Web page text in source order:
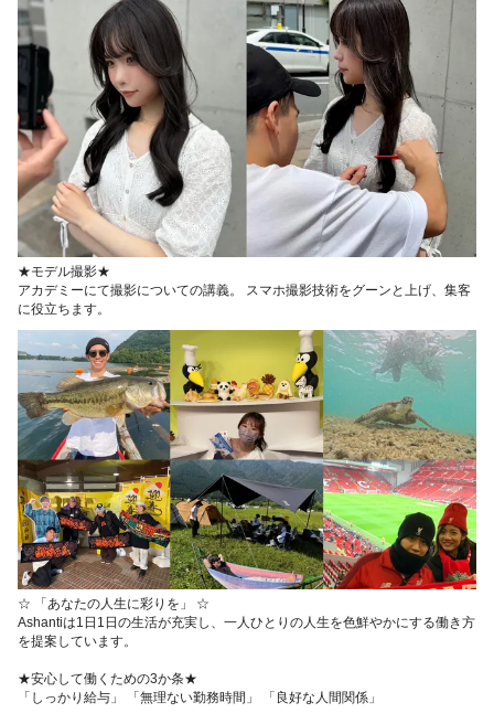
★モデル撮影★
アカデミーにて撮影についての講義。 スマホ撮影技術をグーンと上げ、集客
に役立ちます。
☆ 「あなたの人生に彩りを」 ☆
Ashantiは1日1日の生活が充実し、一人ひとりの人生を色鮮やかにする働き方
を提案しています。
★安心して働くための3か条★
「しっかり給与」 「無理ない勤務時間」 「良好な人間関係」